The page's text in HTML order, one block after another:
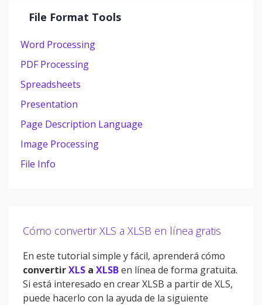
File Format Tools
Word Processing
PDF Processing
Spreadsheets
Presentation
Page Description Language
Image Processing
File Info
Cómo convertir XLS a XLSB en línea gratis
En este tutorial simple y fácil, aprenderá cómo
convertirXLS a XLSBen línea de forma gratuita.
Si está interesado en crear XLSB a partir de XLS,
puede hacerlo con la ayuda de la siguiente